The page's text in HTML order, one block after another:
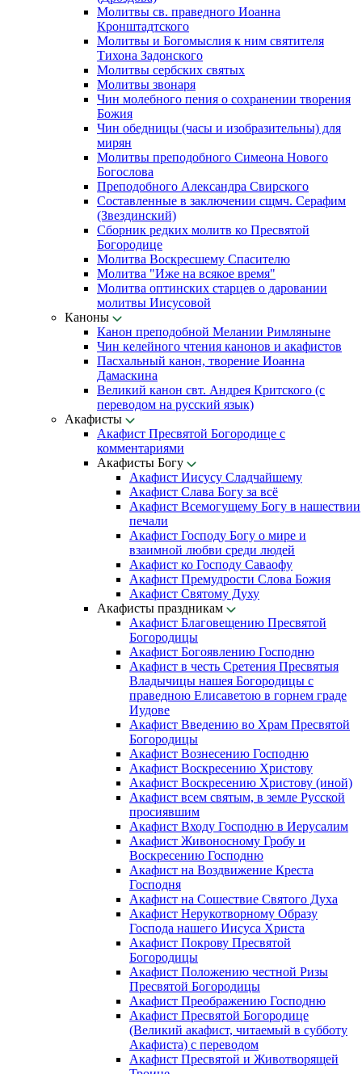
Молитвы св. праведного Иоанна
Кронштадтского
Молитвы и Богомыслия к ним святителя
Тихона Задонского
Молитвы сербских святых
Молитвы звонаря
Чин молебного пения о сохранении творения
Божия
Чин обедницы (часы и изобразительны) для
мирян
Молитвы преподобного Симеона Нового
Богослова
Преподобного Александра Свирского
Составленные в заключении сщмч. Серафим
(Звездинский)
Сборник редких молитв ко Пресвятой
Богородице
Молитва Воскресшему Спасителю
Молитва "Иже на всякое время"
Молитва оптинских старцев о даровании
молитвы Иисусовой
Каноны
Канон преподобной Мелании Римляныне
Чин келейного чтения канонов и акафистов
Пасхальный канон, творение Иоанна
Дамаскина
Великий канон свт. Андрея Критского (с
переводом на русский язык)
Акафисты
Акафист Пресвятой Богородице с
комментариями
Акафисты Богу
Акафист Иисусу Сладчайшему
Акафист Слава Богу за всё
Акафист Всемогущему Богу в нашествии
печали
Акафист Господу Богу о мире и
взаимной любви среди людей
Акафист ко Господу Саваофу
Акафист Премудрости Слова Божия
Акафист Святому Духу
Акафисты праздникам
Акафист Благовещению Пресвятой
Богородицы
Акафист Богоявлению Господню
Акафист в честь Сретения Пресвятыя
Владычицы нашея Богородицы с
праведною Елисаветою в горнем граде
Иудове
Акафист Введению во Храм Пресвятой
Богородицы
Акафист Вознесению Господню
Акафист Воскресению Христову
Акафист Воскресению Христову (иной)
Акафист всем святым, в земле Русской
просиявшим
Акафист Входу Господню в Иерусалим
Акафист Живоносному Гробу и
Воскресению Господню
Акафист на Воздвижение Креста
Господня
Акафист на Сошествие Святого Духа
Акафист Нерукотворному Образу
Господа нашего Иисуса Христа
Акафист Покрову Пресвятой
Богородицы
Акафист Положению честной Ризы
Пресвятой Богородицы
Акафист Преображению Господню
Акафист Пресвятой Богородице
(Великий акафист, читаемый в субботу
Акафиста) с переводом
Акафист Пресвятой и Животворящей